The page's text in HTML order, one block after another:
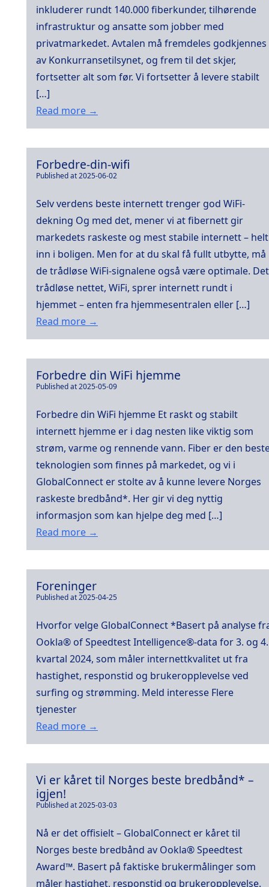
inkluderer rundt 140.000 fiberkunder, tilhørende
infrastruktur og ansatte som jobber med
privatmarkedet. Avtalen må fremdeles godkjennes
av Konkurransetilsynet, og frem til det skjer,
fortsetter alt som før. Vi fortsetter å levere stabilt
[…]
Read more →
Forbedre-din-wifi
Published at 2025-06-02
Selv verdens beste internett trenger god WiFi-
dekning Og med det, mener vi at fibernett gir
markedets raskeste og mest stabile internett – helt
inn i boligen. Men for at du skal få fullt utbytte, må
de trådløse WiFi-signalene også være optimale. Det
trådløse nettet, WiFi, sprer internett rundt i
hjemmet – enten fra hjemmesentralen eller […]
Read more →
Forbedre din WiFi hjemme
Published at 2025-05-09
Forbedre din WiFi hjemme Et raskt og stabilt
internett hjemme er i dag nesten like viktig som
strøm, varme og rennende vann. Fiber er den
teknologien som finnes på markedet, og vi i
GlobalConnect er stolte av å kunne levere Norges
raskeste bredbånd*. Her gir vi deg nyttig
informasjon som kan hjelpe deg med […]
Read more →
Foreninger
Published at 2025-04-25
Hvorfor velge GlobalConnect *Basert på analyse
Ookla® of Speedtest Intelligence®-data for 3. og 4.
kvartal 2024, som måler internettkvalitet ut fra
hastighet, responstid og brukeropplevelse ved
surfing og strømming. Meld interesse Flere
tjenester
Read more →
Vi er kåret til Norges beste bredbånd* –
igjen!
Published at 2025-03-03
Nå er det offisielt – GlobalConnect er kåret til
Norges beste bredbånd av Ookla® Speedtest
Award™. Basert på faktiske brukermålinger som
måler hastighet, responstid og brukeropplevelse.